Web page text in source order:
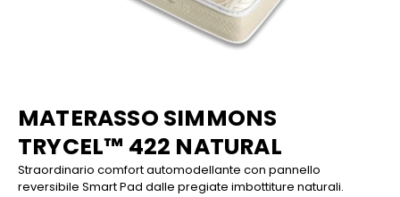
MATERASSO SIMMONS
TRYCEL™ 422 NATURAL
Straordinario comfort automodellante con pannello
reversibile Smart Pad dalle pregiate imbottiture naturali.